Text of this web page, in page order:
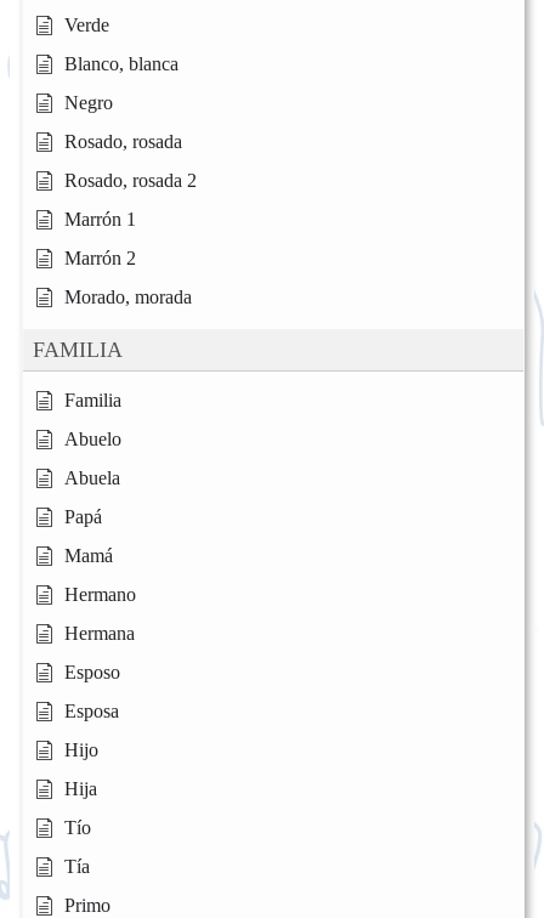
Verde
Blanco, blanca
Negro
Rosado, rosada
Rosado, rosada 2
Marrón 1
Marrón 2
Morado, morada
FAMILIA
Familia
Abuelo
Abuela
Papá
Mamá
Hermano
Hermana
Esposo
Esposa
Hijo
Hija
Tío
Tía
Primo